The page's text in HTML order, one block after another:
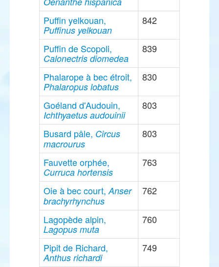
Puffin yelkouan,
Puffinus yelkouan
842
Puffin de Scopoli,
Calonectris diomedea
839
Phalarope à bec étroit,
Phalaropus lobatus
830
Goéland d'Audouin,
Ichthyaetus audouinii
803
Busard pâle, Circus
macrourus
803
Fauvette orphée,
Curruca hortensis
763
Oie à bec court, Anser
brachyrhynchus
762
Lagopède alpin,
Lagopus muta
760
Pipit de Richard,
Anthus richardi
749